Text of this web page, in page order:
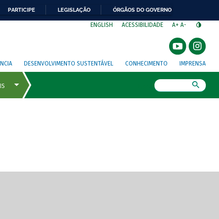
PARTICIPE LEGISLAÇÃO ÓRGÃOS DO GOVERNO
ENGLISH ACESSIBILIDADE A+ A-
DESENVOLVIMENTO SUSTENTÁVEL CONHECIMENTO IMPRENSA
de tela